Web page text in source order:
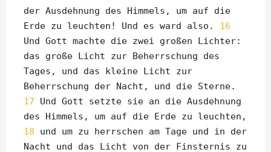
der Ausdehnung des Himmels, um auf die
Erde zu leuchten! Und es ward also. 16
Und Gott machte die zwei großen Lichter:
das große Licht zur Beherrschung des
Tages, und das kleine Licht zur
Beherrschung der Nacht, und die Sterne.
17 Und Gott setzte sie an die Ausdehnung
des Himmels, um auf die Erde zu leuchten,
18 und um zu herrschen am Tage und in der
Nacht und das Licht von der Finsternis zu